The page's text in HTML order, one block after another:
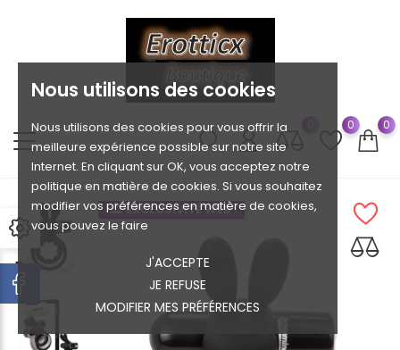
Nous utilisons des cookies
Nous utilisons des cookies pour vous offrir la
meilleure expérience possible sur notre site
Internet. En cliquant sur OK, vous acceptez notre
politique en matière de cookies. Si vous souhaitez
modifier vos préférences en matière de cookies,
vous pouvez le faire
J'ACCEPTE
JE REFUSE
MODIFIER MES PRÉFÉRENCES
0 0
EXCLUSIVITÉ WEB !